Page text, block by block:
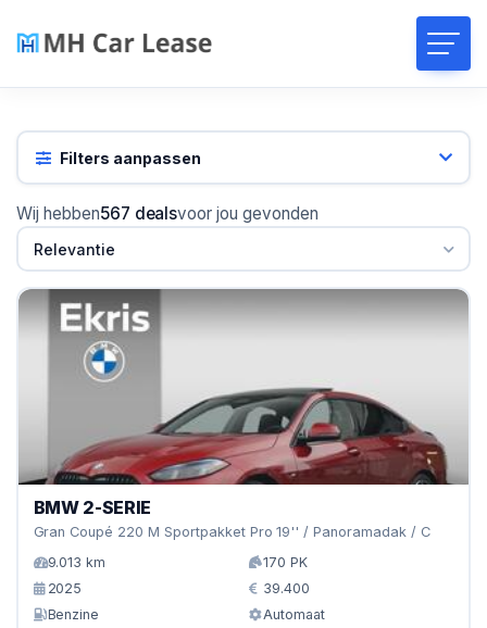
Filters aanpassen
Wij hebben567 dealsvoor jou gevonden
Relevantie
BMW 2-SERIE
Gran Coupé 220 M Sportpakket Pro 19'' / Panoramadak / C
9.013 km
170 PK
2025
39.400
Benzine
Automaat